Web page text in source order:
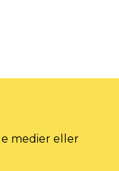
medier eller